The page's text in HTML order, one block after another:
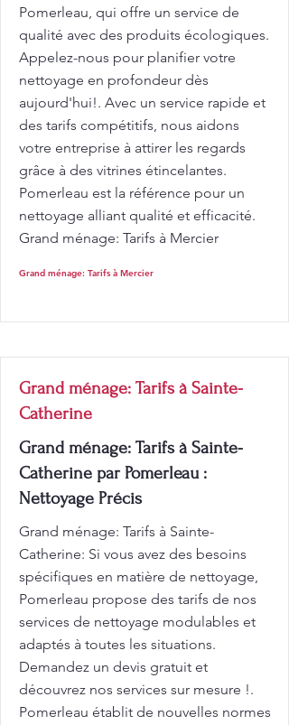
Pomerleau, qui offre un service de
qualité avec des produits écologiques.
Appelez-nous pour planifier votre
nettoyage en profondeur dès
aujourd'hui!. Avec un service rapide et
des tarifs compétitifs, nous aidons
votre entreprise à attirer les regards
grâce à des vitrines étincelantes.
Pomerleau est la référence pour un
nettoyage alliant qualité et efficacité.
Grand ménage: Tarifs à Mercier
Grand ménage: Tarifs à Mercier
Grand ménage: Tarifs à Sainte-
Catherine
Grand ménage: Tarifs à Sainte-
Catherine par Pomerleau :
Nettoyage Précis
Grand ménage: Tarifs à Sainte-
Catherine: Si vous avez des besoins
spécifiques en matière de nettoyage,
Pomerleau propose des tarifs de nos
services de nettoyage modulables et
adaptés à toutes les situations.
Demandez un devis gratuit et
découvrez nos services sur mesure !.
Pomerleau établit de nouvelles normes